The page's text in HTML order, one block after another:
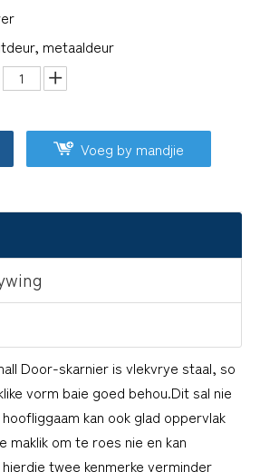
metaaldeur
Voeg by mandjie
Door-skarnier is vlekvrye staal, so
vorm baie goed behou.Dit sal nie
kan ook glad oppervlak
maklik om te roes nie en kan
twee kenmerke verminder